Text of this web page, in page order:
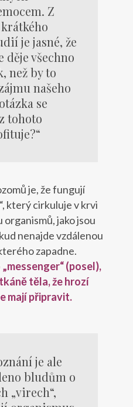
Z
je jasné, že
děje všechno
než by to
našeho
se
tohoto
je, že fungují
který cirkuluje v krvi
jako jsou
nenajde vzdálenou
zapadne.
(posel),
těla, že hrozí
mají připravit.
je ale
bludům o
„virech“,